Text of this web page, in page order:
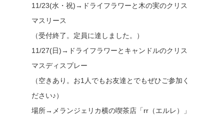
11/23(水・祝)→ドライフラワーと木の実のクリス
マスリース
（受付終了。定員に達しました。）
11/27(日)→ドライフラワーとキャンドルのクリス
マスディスプレー
（空きあり。お1人でもお友達とでもぜひご参加く
ださい♪）
場所→メランジェリカ横の喫茶店「rr（エルレ）」